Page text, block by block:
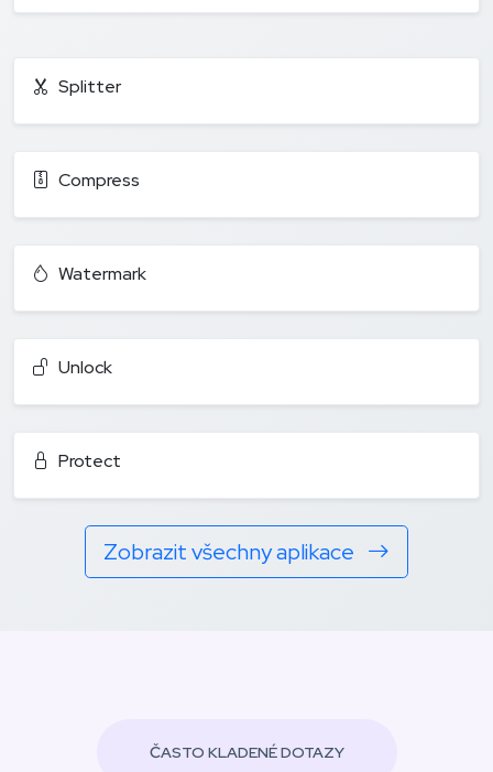
Splitter
Compress
Watermark
Unlock
Protect
Zobrazit všechny aplikace
ČASTO KLADENÉ DOTAZY